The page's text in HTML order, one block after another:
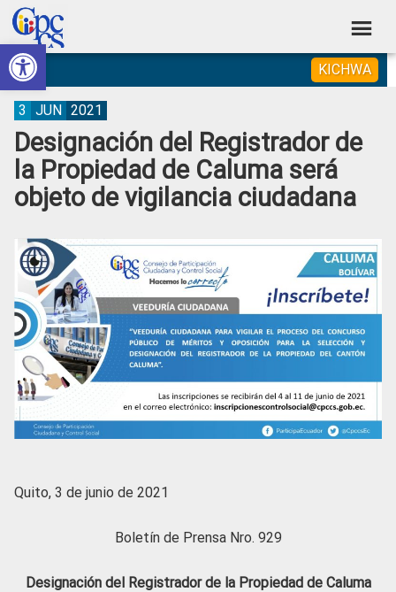
Abrir barra de herramientas
Skip
to
primary
navigation
Skip
to
main
content
Skip
to
primary
sidebar
Skip
to
footer
Consejo
de
Participación
Ciudadana
Control
Social
Construyendo
Poder
Ciudadano
KICHWA
Designación del Registrador de
la Propiedad de Caluma será
objeto de vigilancia ciudadana
3 JUN 2021
Quito, 3 de junio de 2021
Boletín de Prensa Nro. 929
Designación del Registrador de la Propiedad de Caluma